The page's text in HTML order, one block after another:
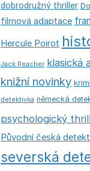
dobrodružný thriller
filmová adaptace
Hercule Poirot
Jack Reacher klasická
knižní novinky
detektivka německá
psychologický
Původní česká
severská